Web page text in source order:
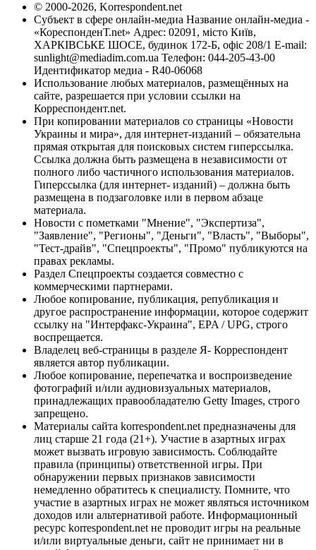
© 2000-2026, Korrespondent.net
Субъект в сфере онлайн-медиа Название онлайн-медиа -
«КореспонденТ.net» Адрес: 02091, місто Київ,
ХАРКІВСЬКЕ ШОСЕ, будинок 172-Б, офіс 208/1 E-mail:
sunlight@mediadim.com.ua Телефон: 044-205-43-00
Идентификатор медиа - R40-06068
Использование любых материалов, размещённых на
сайте, разрешается при условии ссылки на
Корреспондент.net.
При копировании материалов со страницы «Новости
Украины и мира», для интернет-изданий – обязательна
прямая открытая для поисковых систем гиперссылка.
Ссылка должна быть размещена в независимости от
полного либо частичного использования материалов.
Гиперссылка (для интернет- изданий) – должна быть
размещена в подзаголовке или в первом абзаце
материала.
Новости с пометками "Мнение", "Экспертиза",
"Заявление", "Регионы", "Деньги", "Власть", "Выборы",
"Тест-драйв", "Спецпроекты", "Промо" публикуются на
правах рекламы.
Раздел Спецпроекты создается совместно с
коммерческими партнерами.
Любое копирование, публикация, републикация и
другое распространение информации, которое содержит
ссылку на "Интерфакс-Украина", EPA / UPG, строго
воспрещается.
Владелец веб-страницы в разделе Я- Корреспондент
является автор публикации.
Любое копирование, перепечатка и воспроизведение
фотографий и/или аудиовизуальных материалов,
принадлежащих правообладателю Getty Images, строго
запрещено.
Материалы сайта korrespondent.net предназначены для
лиц старше 21 года (21+). Участие в азартных играх
может вызвать игровую зависимость. Соблюдайте
правила (принципы) ответственной игры. При
обнаружении первых признаков зависимости
немедленно обратитесь к специалисту. Помните, что
участие в азартных играх не может являться источником
доходов или альтернативой работе. Информационный
ресурс korrespondent.net не проводит игры на реальные
и/или виртуальные деньги, сайт не принимает ни в